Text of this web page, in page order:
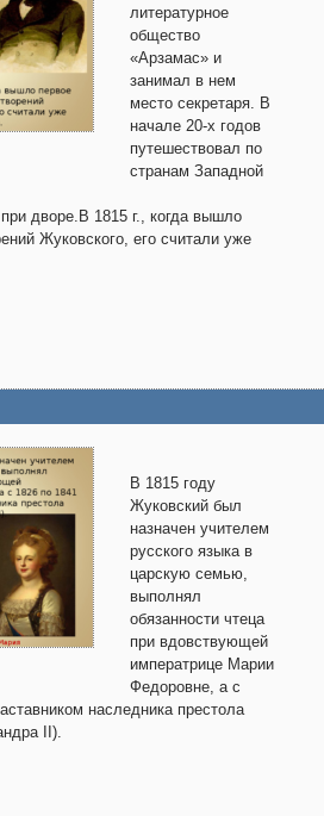
литературное
общество
«Арзамас» и
занимал в нем
место секретаря. В
начале 20-х годов
путешествовал по
странам Западной
дворе.В 1815 г., когда вышло
Жуковского, его считали уже
В 1815 году
Жуковский был
назначен учителем
русского языка в
царскую семью,
выполнял
обязанности чтеца
при вдовствующей
императрице Марии
Федоровне, а с
наследника престола
II).